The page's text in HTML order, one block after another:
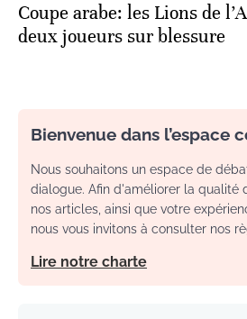
Coupe arabe: les Lions de
deux joueurs sur blessure
Bienvenue dans l’espace
Nous souhaitons un espace de
dialogue. Afin d'améliorer la qualité
nos articles, ainsi que votre
nous vous invitons à consulter nos
Lire notre charte